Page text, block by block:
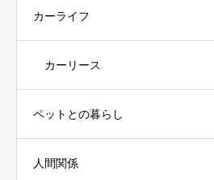
カーライフ
カーリース
ペットとの暮らし
人間関係